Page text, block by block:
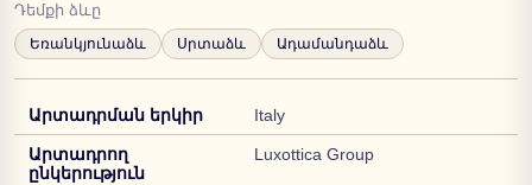
Դեմքի ձևը
Եռանկյունաձև Սրտաձև Ադամանդաձև
Արտադրման երկիր Italy
Արտադրող
ընկերություն
Luxottica Group